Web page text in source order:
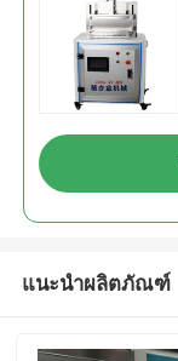
แนะนำผลิตภัณฑ์